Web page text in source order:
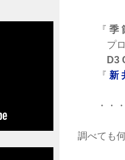
『 季
プロデ
D3
『 新
・・・
調べても